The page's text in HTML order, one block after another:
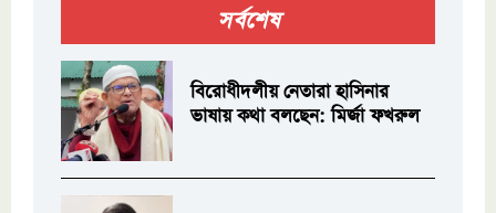
সর্বশেষ
বিরোধীদলীয় নেতারা হাসিনার
ভাষায় কথা বলছেন: মির্জা ফখরুল